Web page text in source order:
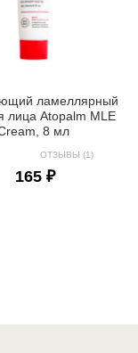
ламеллярный
лица Atopalm MLE
8 мл
ОТЗЫВЫ (1)
165 ₽